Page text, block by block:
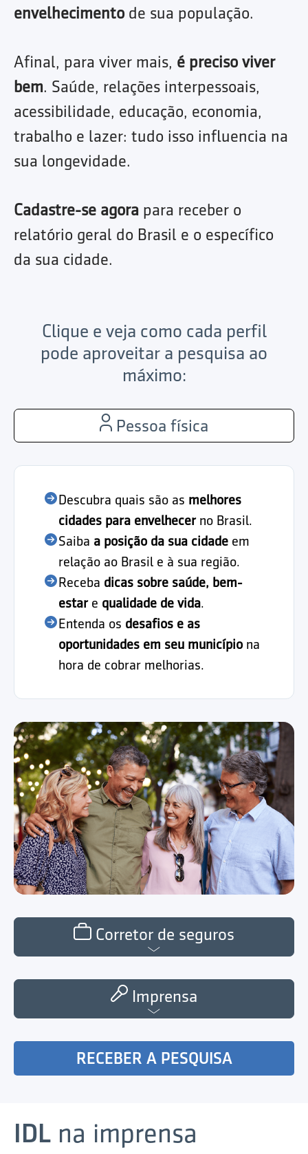
envelhecimento de sua população.
Afinal, para viver mais, é preciso viver
bem. Saúde, relações interpessoais,
acessibilidade, educação, economia,
trabalho e lazer: tudo isso influencia na
sua longevidade.
Cadastre-se agora para receber o
relatório geral do Brasil e o específico
da sua cidade.
Clique e veja como cada perfil
pode aproveitar a pesquisa ao
máximo:
Pessoa física
Corretor de seguros
Imprensa
Descubra quais são as melhores
cidades para envelhecerno Brasil.
Saiba a posição da sua cidade em
relação ao Brasil e à sua região.
Receba dicas sobre saúde, bem-
estare qualidade de vida.
Entenda os desafios e as
oportunidades em seu município na
hora de cobrar melhorias.
RECEBER A PESQUISA
IDL na imprensa